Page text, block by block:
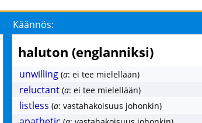
Käännös:
haluton (englanniksi)
unwilling (a: ei tee mielellään)
reluctant (a: ei tee mielellään)
listless (a: vastahakoisuus johonkin)